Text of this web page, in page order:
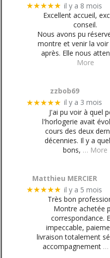
★★★★★ il y a 8 mois
Excellent accueil,
conseil.
Nous avons pu
montre et venir la
après. Elle nous
More
zzbob69
★★★★★ il y a 3 mois
J'ai pu voir à quel
l'horlogerie avait
cours des deux
décennies. Il y a
bons, … More
Matthieu MERCIER
★★★★★ il y a 5 mois
Très bon
Montre achetée
correspondance.
impeccable,
livraison totalement
accompagnement …